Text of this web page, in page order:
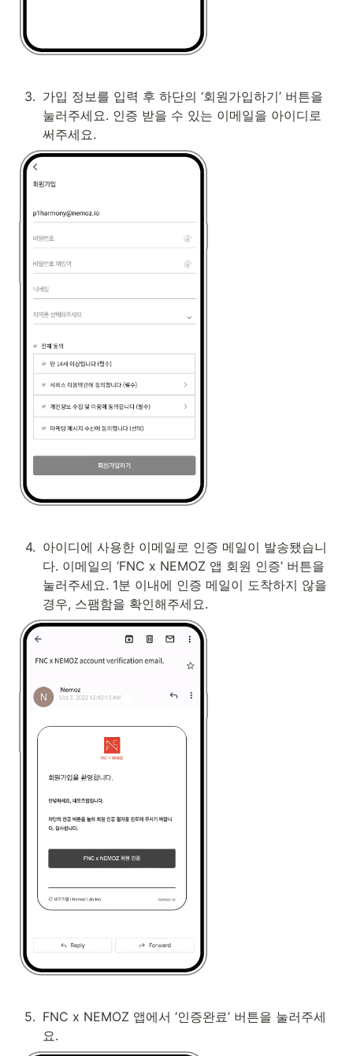
3. 가입 정보를 입력 후 하단의 ‘회원가입하기’ 버튼을
눌러주세요. 인증 받을 수 있는 이메일을 아이디로
써주세요.
4. 아이디에 사용한 이메일로 인증 메일이 발송됐습니
다. 이메일의 ‘FNC x NEMOZ 앱 회원 인증’ 버튼을
눌러주세요. 1분 이내에 인증 메일이 도착하지 않을
경우, 스팸함을 확인해주세요.
5. FNC x NEMOZ 앱에서 ‘인증완료’ 버튼을 눌러주세
요.